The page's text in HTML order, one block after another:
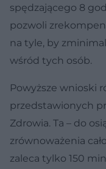
spędzającego 8
pozwoli
na tyle, by
wśród tych osób.
Powyższe wnioski
przedstawionych
Zdrowia. Ta – do
zrównoważenia
zaleca tylko 150